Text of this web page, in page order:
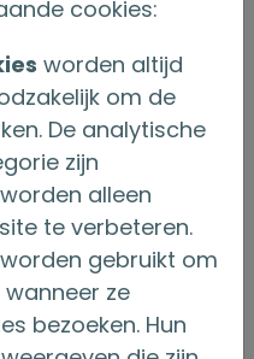
rendement mis.
en je
vergoedt de
van expiratie
van een direct
een basisrente.
een stuk lager
ontvangen op
Door met je
cookies:
worden altijd
om de
De analytische
zijn
alleen
te verbeteren.
worden gebruikt om
ze
bezoeken. Hun